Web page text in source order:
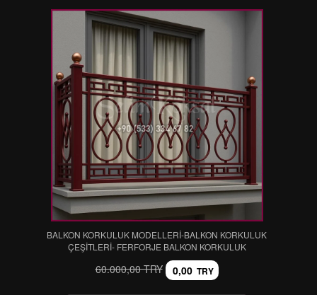
BALKON KORKULUK MODELLERİ-BALKON KORKULUK
ÇEŞİTLERİ- FERFORJE BALKON KORKULUK
60.000,00 TRY 0,00 TRY